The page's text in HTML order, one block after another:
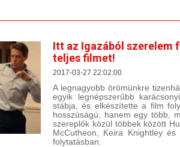
Itt az Igazából szerelem
teljes filmet!
2017-03-27 22:02:00
A legnagyobb örömünkre
egyik legnépszerűbb
stábja, és elkészítette a film
hosszúságú, hanem egy több,
szereplők közül többek között
McCutheon, Keira Knightley
folytatásban.